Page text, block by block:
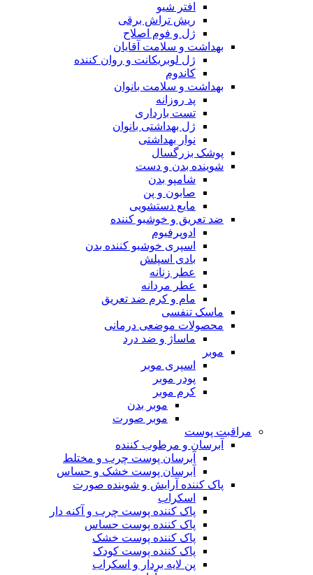
افتر شیو
ریش تراش برقی
ژل و فوم اصلاح
بهداشت و سلامت آقایان
ژل لوبریکانت و روان کننده
کاندوم
بهداشت و سلامت بانوان
پد روزانه
تست بارداری
ژل بهداشتی بانوان
نوار بهداشتی
پوشک بزرگسال
شوینده بدن و دست
شامپو بدن
صابون و پن
مایع دستشویی
ضد تعریق و خوشبو کننده
ادوپرفیوم
اسپری خوشبو کننده بدن
بادی اسپلش
عطر زنانه
عطر مردانه
مام و کرم ضد تعریق
ماسک تنفسی
محصولات موضعی درمانی
ماساژ و ضد درد
موبر
اسپری موبر
پودر موبر
کرم موبر
موبر بدن
موبر صورت
مراقبت پوست
آبرسان و مرطوب کننده
آبرسان پوست چرب و مختلط
آبرسان پوست خشک و حساس
پاک کننده آرایش و شوینده صورت
اسکراب
پاک کننده پوست چرب و آکنه دار
پاک کننده پوست حساس
پاک کننده پوست خشک
پاک کننده پوست کودک
پن لایه بردار و اسکراب